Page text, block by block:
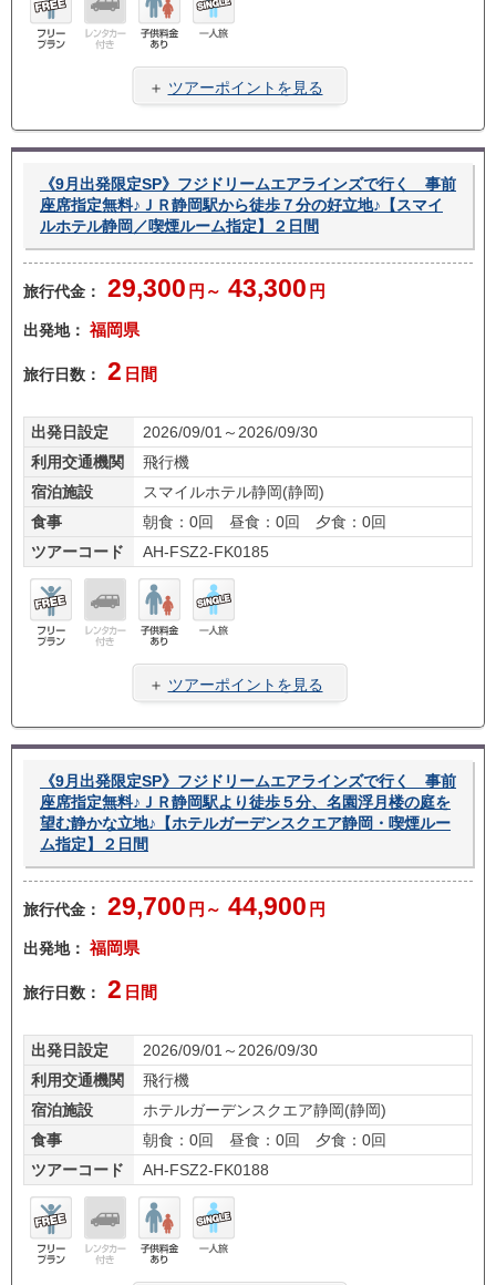
料金
旅
＋ ツアーポイントを見る
《9月出発限定SP》フジドリームエアラインズで行く 事前
座席指定無料♪ＪＲ静岡駅から徒歩７分の好立地♪【スマイ
ルホテル静岡／喫煙ルーム指定】２日間
旅行代金： 29,300 円～ 43,300 円
出発地： 福岡県
旅行日数： 2 日間
出発日設定
2026/09/01～2026/09/30
利用交通機関
飛行機
宿泊施設
スマイルホテル静岡(静岡)
食事
朝食：0回 昼食：0回 夕食：0回
ツアーコード
AH-FSZ2-FK0185
料金
旅
＋ ツアーポイントを見る
《9月出発限定SP》フジドリームエアラインズで行く 事前
座席指定無料♪ＪＲ静岡駅より徒歩５分、名園浮月楼の庭を
望む静かな立地♪【ホテルガーデンスクエア静岡・喫煙ルー
ム指定】２日間
旅行代金： 29,700 円～ 44,900 円
出発地： 福岡県
旅行日数： 2 日間
出発日設定
2026/09/01～2026/09/30
利用交通機関
飛行機
宿泊施設
ホテルガーデンスクエア静岡(静岡)
食事
朝食：0回 昼食：0回 夕食：0回
ツアーコード
AH-FSZ2-FK0188